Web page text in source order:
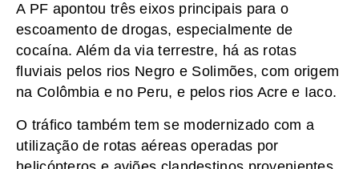
A PF apontou três eixos principais para o
escoamento de drogas, especialmente de
cocaína. Além da via terrestre, há as rotas
fluviais pelos rios Negro e Solimões, com origem
na Colômbia e no Peru, e pelos rios Acre e Iaco.
O tráfico também tem se modernizado com a
utilização de rotas aéreas operadas por